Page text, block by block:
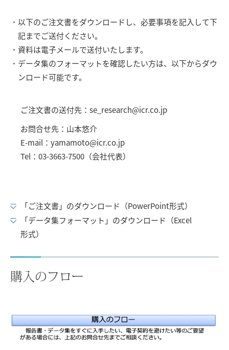
以下のご注文書をダウンロードし、必要事項を記入して下
記までご送付ください。
資料は電子メールで送付いたします。
データ集のフォーマットを確認したい方は、以下からダウ
ンロード可能です。
ご注文書の送付先：se_research@icr.co.jp
お問合せ先：山本悠介
E-mail：yamamoto@icr.co.jp
Tel：03-3663-7500（会社代表）
「ご注文書」のダウンロード（PowerPoint形式）
「データ集フォーマット」のダウンロード（Excel
形式）
購入のフロー